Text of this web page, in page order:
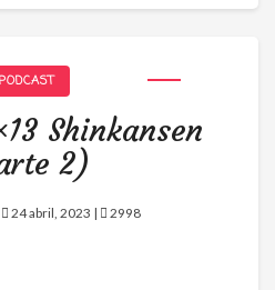
PODCAST
Shinkansen
2)
24 abril, 2023 | 2998